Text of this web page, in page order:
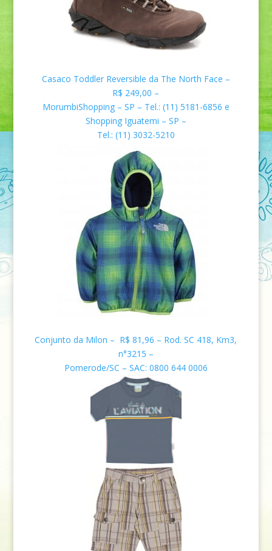
Casaco Toddler Reversible da The North Face –
R$ 249,00 –
MorumbiShopping – SP – Tel.: (11) 5181-6856 e
Shopping Iguatemi – SP –
Tel.: (11) 3032-5210
Conjunto da Milon – R$ 81,96 – Rod. SC 418, Km3,
n°3215 –
Pomerode/SC – SAC: 0800 644 0006